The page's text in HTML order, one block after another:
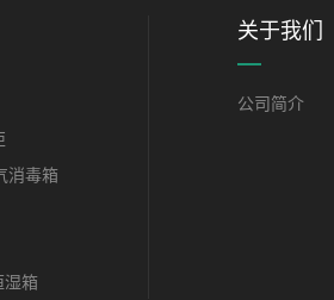
消毒箱
湿箱
关于我们
公司简介